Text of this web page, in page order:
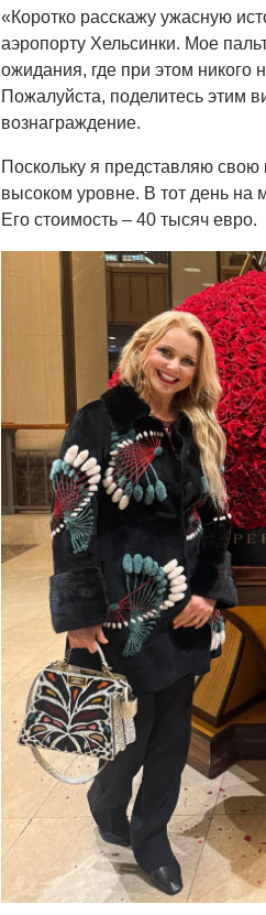
«Коротко расскажу ужасную
аэропорту Хельсинки. Мое
ожидания, где при этом никого
Пожалуйста, поделитесь этим
вознаграждение.
Поскольку я представляю
высоком уровне. В тот день
Его стоимость – 40 тысяч евро.